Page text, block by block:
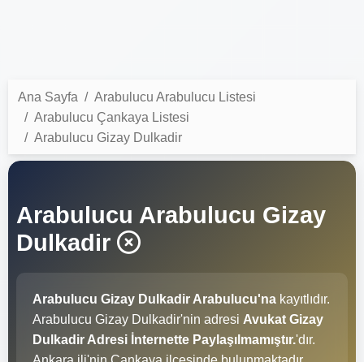
Ana Sayfa
Arabulucu Arabulucu Listesi
Arabulucu Çankaya Listesi
Arabulucu Gizay Dulkadir
Arabulucu Arabulucu Gizay
Dulkadir
Arabulucu Gizay Dulkadir Arabulucu'na kayıtlıdır.
Arabulucu Gizay Dulkadir'nin adresi Avukat Gizay
Dulkadir Adresi İnternette Paylaşılmamıştır.'dır.